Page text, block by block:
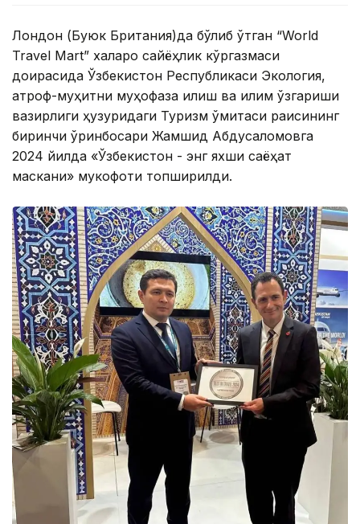
Лондон (Буюк Британия)да бўлиб ўтган “World
Travel Mart” халқаро сайёҳлик кўргазмаси
доирасида Ўзбекистон Республикаси Экология,
атроф-муҳитни муҳофаза қилиш ва иқлим ўзгариши
вазирлиги ҳузуридаги Туризм қўмитаси раисининг
биринчи ўринбосари Жамшид Абдусаломовга
2024 йилда «Ўзбекистон - энг яхши саёҳат
маскани» мукофоти топширилди.